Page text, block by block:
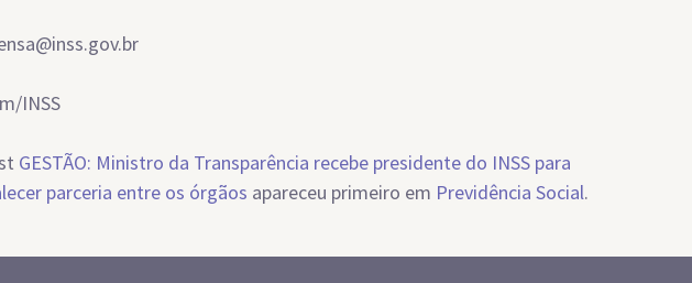
INSS
GESTÃO: Ministro da Transparência recebe presidente do INSS para
parceria entre os órgãos apareceu primeiro em Previdência Social.